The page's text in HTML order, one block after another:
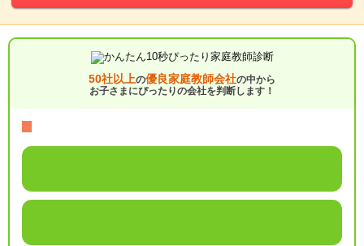
50社以上の優良家庭教師会社の中から
お子さまにぴったりの会社を判断します！